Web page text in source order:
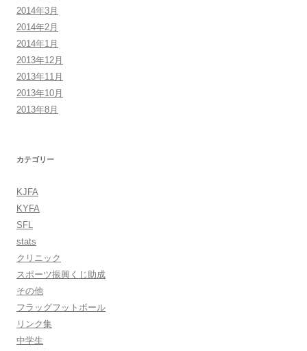
2014年3月
2014年2月
2014年1月
2013年12月
2013年11月
2013年10月
2013年8月
カテゴリー
KJFA
KYFA
SFL
stats
クリニック
スポーツ振興くじ助成
その他
フラッグフットボール
リンク集
中学生